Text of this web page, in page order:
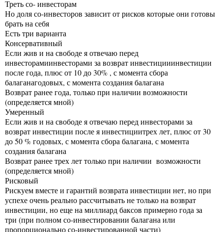
Треть со- инвесторам
Но доля со-инвесторов зависит от рисков которые они готовы
брать на себя
Есть три варианта
Консервативный
Если жив и на свободе я отвечаю перед
инвесторамиинвесторами за возврат инвестицииинвестиции
после года, плюс от 10 до 30% , с момента сбора
балаганагодовых, с момента создания балагана
Возврат ранее года, только при наличии возможности
(определяется мной)
Умеренный
Если жив и на свободе я отвечаю перед инвесторами за
возврат инвестиции после я инвестициитрех лет, плюс от 30
до 50 % годовых, с момента сбора балагана, с момента
создания балагана
Возврат ранее трех лет только при наличии возможности
(определяется мной)
Рисковый
Рискуем вместе и гарантий возврата инвестиции нет, но при
успехе очень реально рассчитывать не только на возврат
инвестиции, но еще на миллиард баксов примерно года за
три (при полном со-инвестировании балагана или
пропорционально со-инвестированной части)